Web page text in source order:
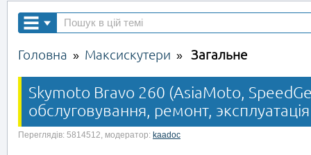
Головна » Максискутери » Загальне
Skymoto Bravo 260 (AsiaMoto,
обслуговування, ремонт, эксплуатація
Переглядів: 5814512, модератор: kaadoc